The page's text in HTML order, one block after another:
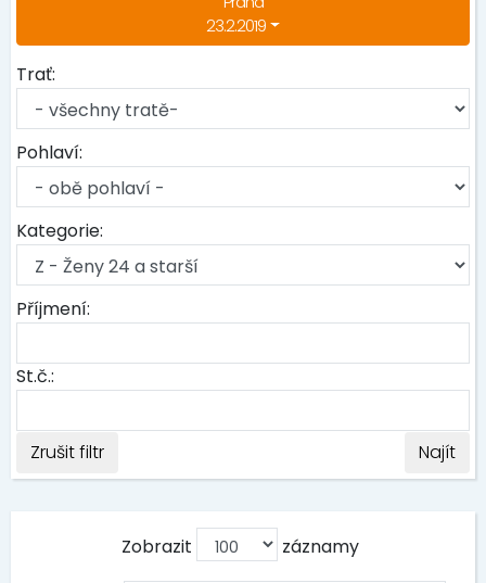
23.2.2019
Trať:
Pohlaví:
Kategorie:
Příjmení:
St.č.:
Zrušit filtr Najít
Zobrazit záznamy